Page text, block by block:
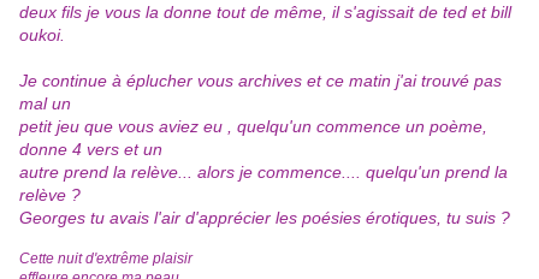
deux fils je vous la donne tout de même, il s'agissait de ted et bill
oukoi.
Je continue à éplucher vous archives et ce matin j'ai trouvé pas
mal un
petit jeu que vous aviez eu , quelqu'un commence un poème,
donne 4 vers et un
autre prend la relève... alors je commence.... quelqu'un prend la
relève ?
Georges tu avais l'air d'apprécier les poésies érotiques, tu suis ?
Cette nuit d'extrême plaisir